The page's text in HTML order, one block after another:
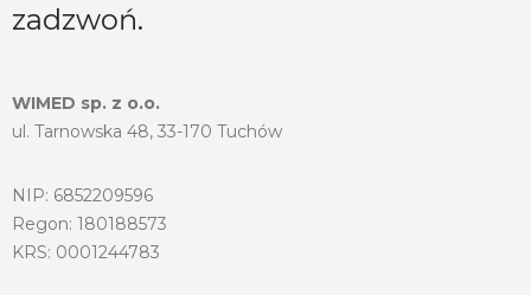
zadzwoń.
WIMED sp. z o.o.
ul. Tarnowska 48, 33-170 Tuchów
NIP: 6852209596
Regon: 180188573
KRS: 0001244783